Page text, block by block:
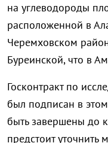
на углеводороды
расположенной в
Черемховском
Буреинской, что в
Госконтракт по
был подписан в
быть завершены до
предстоит уточнить